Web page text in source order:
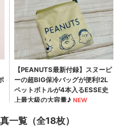
一覧（全18枚）